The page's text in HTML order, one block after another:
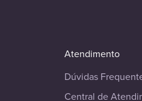
Atendimento
Dúvidas
Central de